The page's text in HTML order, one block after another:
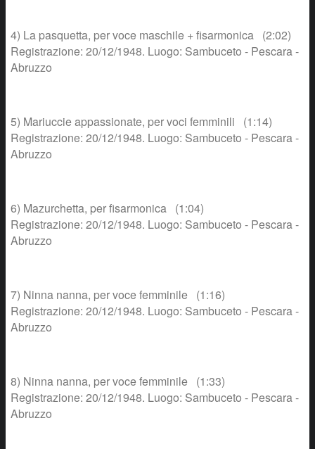
4) La pasquetta, per voce maschile + fisarmonica (2:02)
Registrazione: 20/12/1948. Luogo: Sambuceto - Pescara -
Abruzzo
5) Mariuccie appassionate, per voci femminili (1:14)
Registrazione: 20/12/1948. Luogo: Sambuceto - Pescara -
Abruzzo
6) Mazurchetta, per fisarmonica (1:04)
Registrazione: 20/12/1948. Luogo: Sambuceto - Pescara -
Abruzzo
7) Ninna nanna, per voce femminile (1:16)
Registrazione: 20/12/1948. Luogo: Sambuceto - Pescara -
Abruzzo
8) Ninna nanna, per voce femminile (1:33)
Registrazione: 20/12/1948. Luogo: Sambuceto - Pescara -
Abruzzo